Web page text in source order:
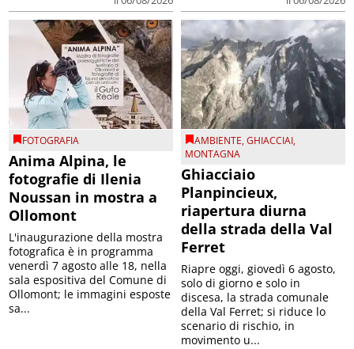
FOTOGRAFIA
Anima Alpina, le
fotografie di Ilenia
Noussan in mostra a
Ollomont
L'inaugurazione della mostra
fotografica è in programma
venerdì 7 agosto alle 18, nella
sala espositiva del Comune di
Ollomont; le immagini esposte
sa...
AMBIENTE,GHIACCIAI,
MONTAGNA
Ghiacciaio
Planpincieux,
riapertura diurna
della strada della Val
Ferret
Riapre oggi, giovedì 6 agosto,
solo di giorno e solo in
discesa, la strada comunale
della Val Ferret; si riduce lo
scenario di rischio, in
movimento u...